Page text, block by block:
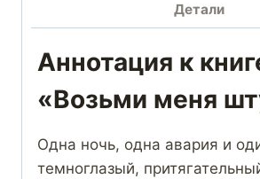
Детали
Аннотация к
«Возьми меня
Одна ночь, одна авария и
темноглазый,